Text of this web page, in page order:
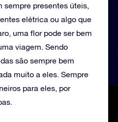
sempre presentes úteis,
elétrica ou algo que
uma flor pode ser bem
viagem. Sendo
são sempre bem
muito a eles. Sempre
para eles, por